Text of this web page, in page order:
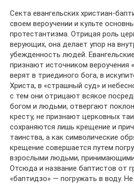
Секта евангельских христиан-
своем вероучении и культе
протестантизма. Отрицая роль
верующих, она делает упор на
убежденность людей.
признают источником вероучения
верят в триединого бога, в
Христа, в «страшный суд» и
с тем они отрицают всякое
богом и людьми, отвергают
кресту, не признают церковных
сохраняются лишь крещение и
таинства, а как символические
крещение совершается путем
взрослыми людьми, принимающими
Отсюда и название баптистов от
«баптидзо» — погружать в воду.